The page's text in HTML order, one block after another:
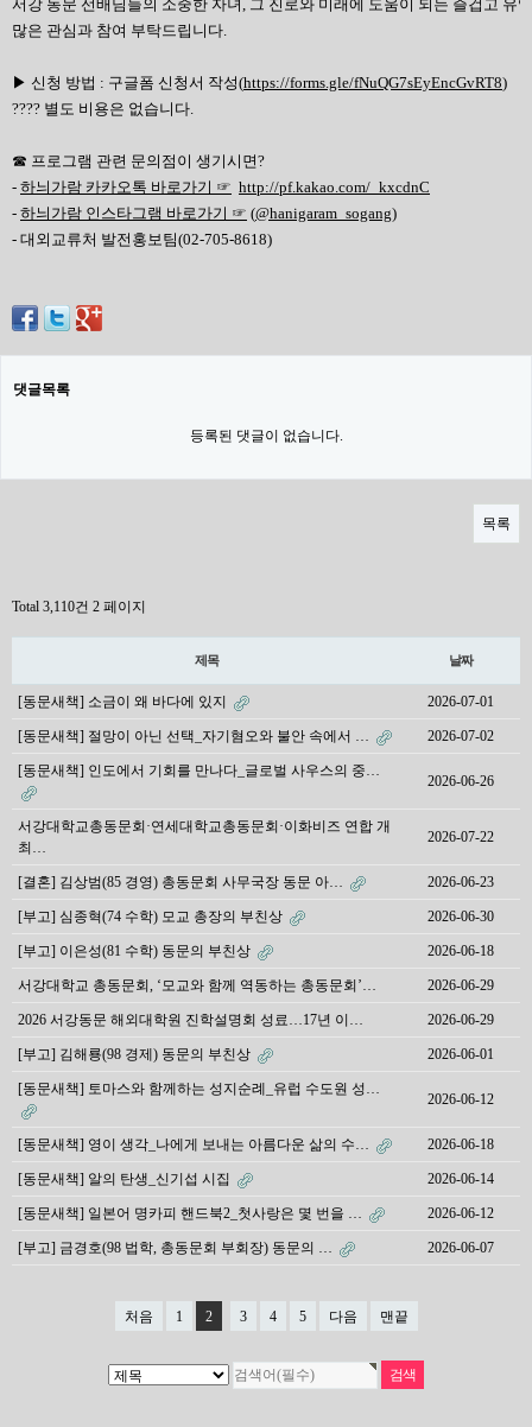
서강 동문 선배님들의 소중한 자녀, 그 진로와 미래에 도움이 되는 즐겁고 유
많은 관심과 참여 부탁드립니다.
▶ 신청 방법 : 구글폼 신청서 작성(https://forms.gle/fNuQG7sEyEncGvRT8)
???? 별도 비용은 없습니다.
☎ 프로그램 관련 문의점이 생기시면?
- 하늬가람 카카오톡 바로가기 ☞ http://pf.kakao.com/_kxcdnC
- 하늬가람 인스타그램 바로가기 ☞ (@hanigaram_sogang)
- 대외교류처 발전홍보팀(02-705-8618)
댓글목록
등록된 댓글이 없습니다.
목록
Total 3,110건 2 페이지
제목 날짜
[동문새책] 소금이 왜 바다에 있지 2026-07-01
[동문새책] 절망이 아닌 선택_자기혐오와 불안 속에서 … 2026-07-02
[동문새책] 인도에서 기회를 만나다_글로벌 사우스의 중…
2026-06-26
서강대학교총동문회·연세대학교총동문회·이화비즈 연합 개
최…
2026-07-22
[결혼] 김상범(85 경영) 총동문회 사무국장 동문 아… 2026-06-23
[부고] 심종혁(74 수학) 모교 총장의 부친상 2026-06-30
[부고] 이은성(81 수학) 동문의 부친상 2026-06-18
서강대학교 총동문회, ‘모교와 함께 역동하는 총동문회’… 2026-06-29
2026 서강동문 해외대학원 진학설명회 성료…17년 이… 2026-06-29
[부고] 김해룡(98 경제) 동문의 부친상 2026-06-01
[동문새책] 토마스와 함께하는 성지순례_유럽 수도원 성…
2026-06-12
[동문새책] 영이 생각_나에게 보내는 아름다운 삶의 수… 2026-06-18
[동문새책] 알의 탄생_신기섭 시집 2026-06-14
[동문새책] 일본어 명카피 핸드북2_첫사랑은 몇 번을 … 2026-06-12
[부고] 금경호(98 법학, 총동문회 부회장) 동문의 … 2026-06-07
처음 1 2 3 4 5 다음 맨끝